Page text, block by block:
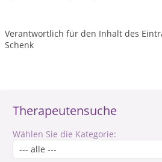
Therapeutensuche
Wählen Sie die Kategorie:
Verantwortlich für den Inhalt des
Schenk